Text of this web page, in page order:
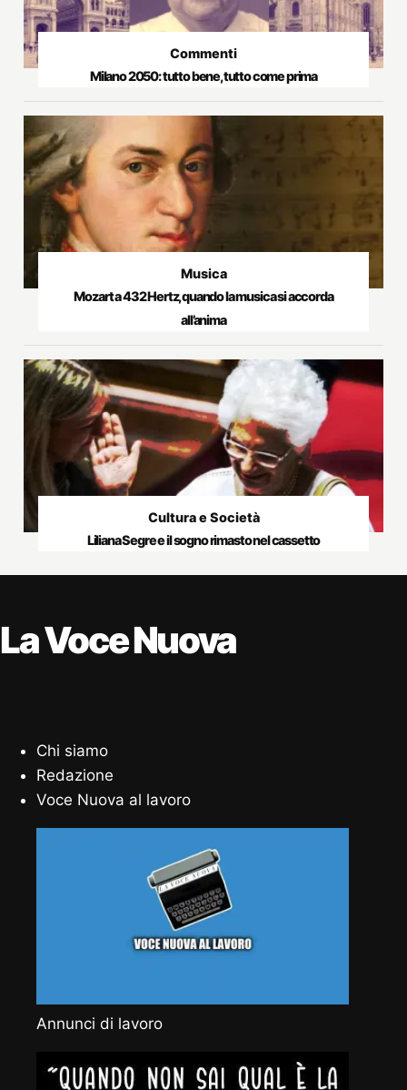
Commenti
Milano 2050: tutto bene, tutto come prima
Musica
Mozart a 432 Hertz, quando la musica si accorda
all’anima
Cultura e Società
Liliana Segre e il sogno rimasto nel cassetto
La Voce Nuova
Chi siamo
Redazione
Voce Nuova al lavoro
Annunci di lavoro